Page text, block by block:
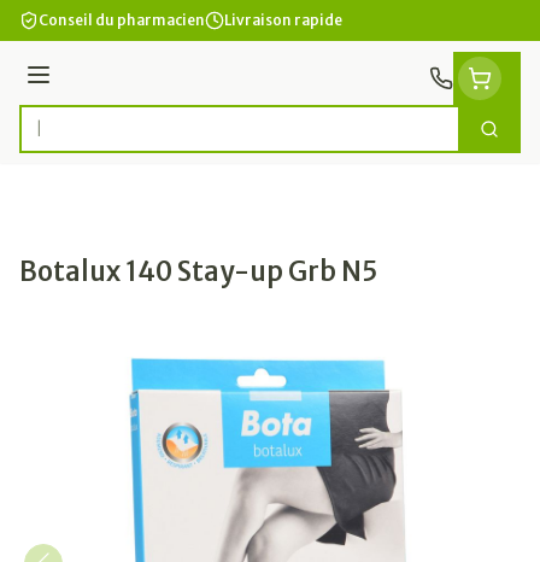
Aller au contenu
Conseil du pharmacien Livraison rapide
Menu
Rechercher
Botalux 140 Stay-up Grb N5